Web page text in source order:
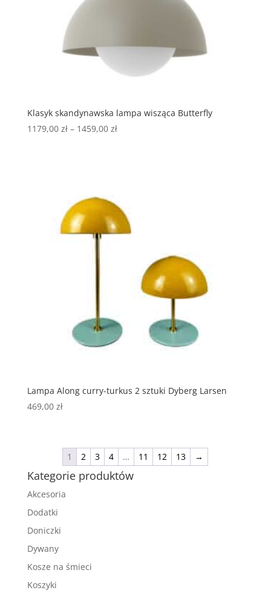
Klasyk skandynawska lampa wisząca Butterfly
1179,00 zł– 1459,00 zł
Lampa Along curry-turkus 2 sztuki Dyberg Larsen
469,00 zł
1 2 3 4 … 11 12 13 →
Kategorie produktów
Akcesoria
Dodatki
Doniczki
Dywany
Kosze na śmieci
Koszyki